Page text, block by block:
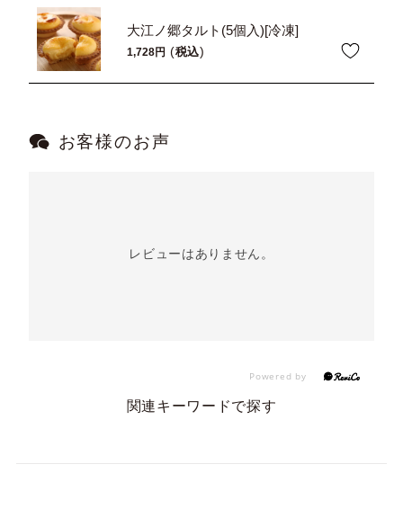
大江ノ郷タルト(5個入)[冷凍]
1,728 税込
お客様のお声
レビューはありません。
関連キーワードで探す